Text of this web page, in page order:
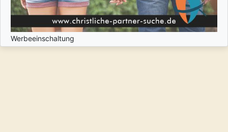
Werbeeinschaltung